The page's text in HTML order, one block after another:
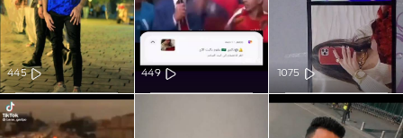
1075
449
445